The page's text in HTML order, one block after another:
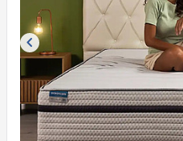
Imagem anterior